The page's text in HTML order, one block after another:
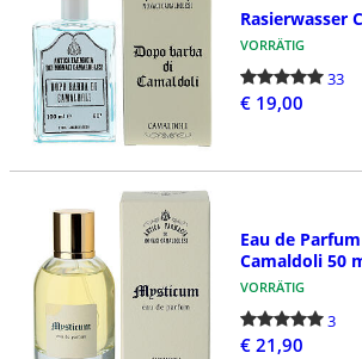
Rasierwasser
VORRÄTIG
33
€ 19,00
Eau de
Camaldoli 50
VORRÄTIG
3
€ 21,90